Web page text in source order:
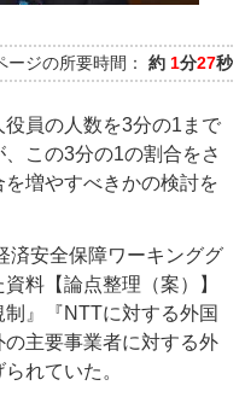
ージの所要時間： 約 1分27秒
員の人数を3分の1まで
この3分の1の割合をさ
増やすべきかの検討を
済安全保障ワーキンググ
料【論点整理（案）】
』『NTTに対する外国
主要事業者に対する外
れていた。